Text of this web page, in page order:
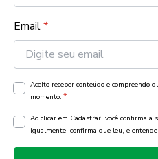
Email*
Aceito receber conteúdo e compreendo
momento. *
Ao clicar em Cadastrar, você confirma a
igualmente, confirma que leu, e